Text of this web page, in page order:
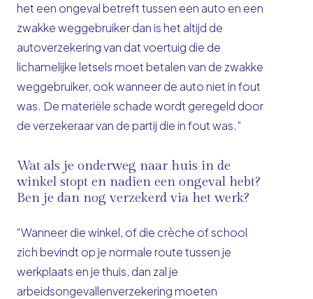
het een ongeval betreft tussen een auto en een
zwakke weggebruiker dan is het altijd de
autoverzekering van dat voertuig die de
lichamelijke letsels moet betalen van de zwakke
weggebruiker, ook wanneer de auto niet in fout
was. De materiële schade wordt geregeld door
de verzekeraar van de partij die in fout was.”
Wat als je onderweg naar huis in de
winkel stopt en nadien een ongeval hebt?
Ben je dan nog verzekerd via het werk?
“Wanneer die winkel, of die crèche of school
zich bevindt op je normale route tussen je
werkplaats en je thuis, dan zal je
arbeidsongevallenverzekering moeten